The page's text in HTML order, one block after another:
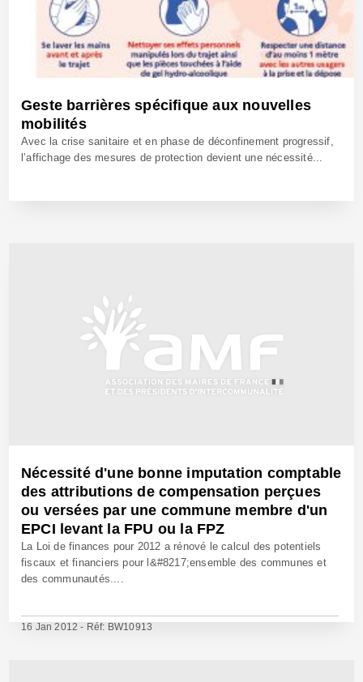
Geste barrières spécifique aux nouvelles
mobilités
Avec la crise sanitaire et en phase de déconfinement progressif,
l’affichage des mesures de protection devient une nécessité...
Nécessité d'une bonne imputation comptable
des attributions de compensation perçues
ou versées par une commune membre d'un
EPCI levant la FPU ou la FPZ
La Loi de finances pour 2012 a rénové le calcul des potentiels
fiscaux et financiers pour l&#8217;ensemble des communes et
des communautés....
16 Jan 2012 - Réf: BW10913